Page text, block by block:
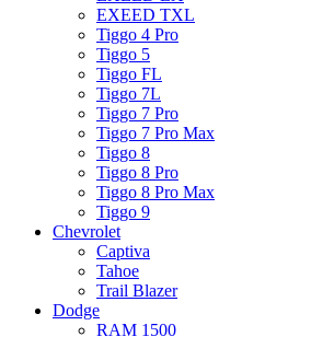
EXEED TXL
Tiggo 4 Pro
Tiggo 5
Tiggo FL
Tiggo 7L
Tiggo 7 Pro
Tiggo 7 Pro Max
Tiggo 8
Tiggo 8 Pro
Tiggo 8 Pro Max
Tiggo 9
Chevrolet
Captiva
Tahoe
Trail Blazer
Dodge
RAM 1500